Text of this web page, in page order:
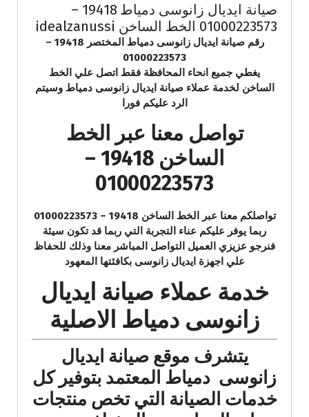
صيانة ايديال زانوسى دمياط 19418 –
01000223573 الخط الساخن idealzanussi
رقم صيانة ايديال زانوسى دمياط المختصر 19418 –
01000223573
يغطي جميع انحاء المحافظة فقط اتصل علي الخط
الساخن لخدمة عملاء صيانة ايديال زانوسى دمياط وسيتم
الرد عليكم فورا
تواصل معنا عبر الخط
الساخن 19418 –
01000223573
تواصلكم معنا عبر الخط الساخن 19418 – 01000223573
ربما يوفر عليكم عناء التجربة التي ربما قد تكون سيئة
فنرجو عزيزي العميل التواصل المباشر معنا وذلك للحفاظ
علي اجهزة ايديال زانوسى بكافئتها المعهود
خدمة عملاء صيانة ايديال
زانوسى دمياط الاصلية
يتشرف موقع صيانة ايديال
زانوسى دمياط المعتمد بتوفير كل
خدمات الصيانة التي تخص منتجات